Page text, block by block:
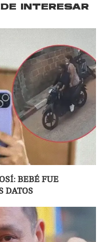
INTERESAR
BEBÉ FUE
DATOS